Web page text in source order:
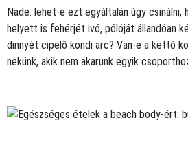
Nade: lehet-e ezt egyáltalán úgy csinálni,
helyett is fehérjét ivó, pólóját állandóan
dinnyét cipelő kondi arc? Van-e a kettő
nekünk, akik nem akarunk egyik